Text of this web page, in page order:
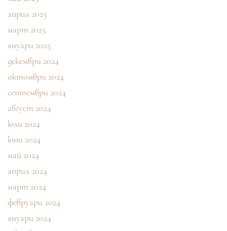
април 2025
март 2025
януари 2025
декември 2024
октомври 2024
септември 2024
август 2024
юли 2024
юни 2024
май 2024
април 2024
март 2024
февруари 2024
януари 2024